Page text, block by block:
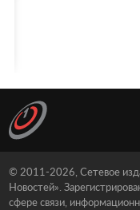
© 2011-2026, Сетевое
Новостей».
сфере связи,